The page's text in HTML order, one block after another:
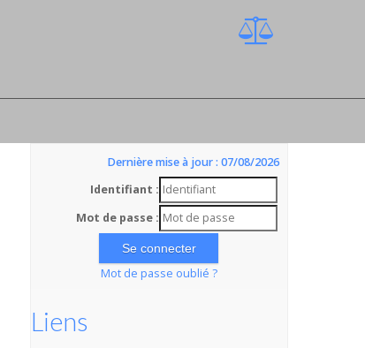
Dernière mise à jour : 07/08/2026
Identifiant :
Mot de passe :
Mot de passe oublié ?
Liens